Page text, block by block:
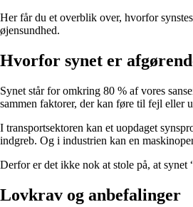
Her får du et overblik over, hvorfor
øjensundhed.
Hvorfor synet er
Synet står for omkring 80 % af vores
sammen faktorer, der kan føre til fejl eller
I transportsektoren kan et uopdaget
indgreb. Og i industrien kan en
Derfor er det ikke nok at stole på, at synet
Lovkrav og anbefalinger